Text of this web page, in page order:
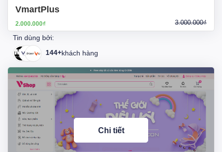
VmartPlus
2.000.000₫ 3.000.000₫
Tin dùng bởi:
144+khách hàng
Chi tiết